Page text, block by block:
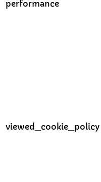
performance
viewed_cookie_policy